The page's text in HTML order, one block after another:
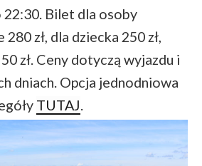
22:30. Bilet dla osoby
zł, dla dziecka 250 zł,
zł. Ceny dotyczą wyjazdu i
dniach. Opcja jednodniowa
TUTAJ.